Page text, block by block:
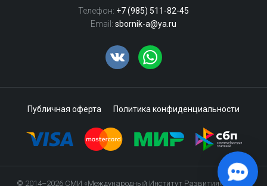
Телефон: +7 (985) 511-82-45
Email: sbornik-a@ya.ru
Публичная оферта Политика конфиденциальности
© 2014–2026 СМИ «Международный Институт Развития» 12+